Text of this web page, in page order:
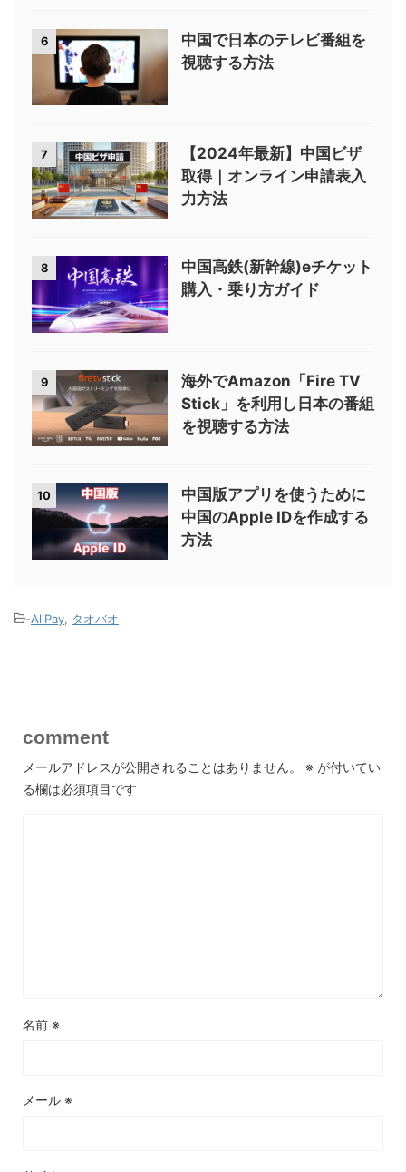
6
中国で日本のテレビ番組を
視聴する方法
7
【2024年最新】中国ビザ
取得｜オンライン申請表入
力方法
8
中国高鉄(新幹線)eチケット
購入・乗り方ガイド
9
海外でAmazon「Fire TV
Stick」を利用し日本の番組
を視聴する方法
10
中国版アプリを使うために
中国のApple IDを作成する
方法
-AliPay, タオバオ
comment
メールアドレスが公開されることはありません。 ※ が付いてい
る欄は必須項目です
名前 ※
メール ※